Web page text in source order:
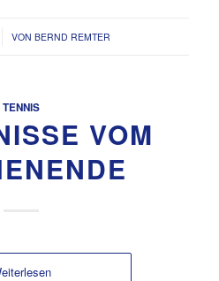
VON BERND REMTER
TENNIS
VOM